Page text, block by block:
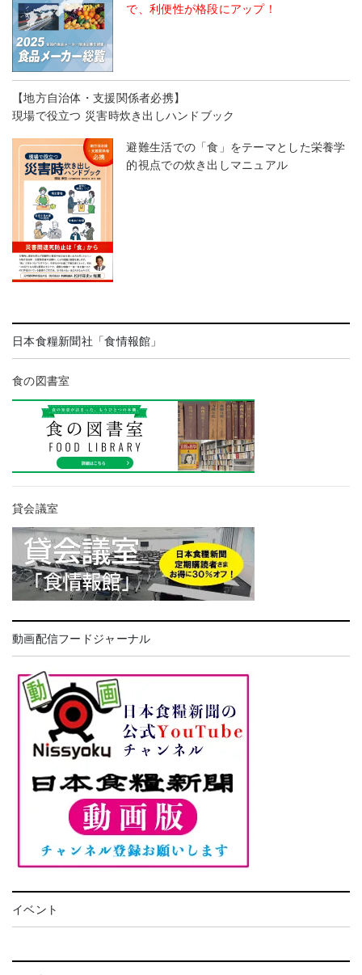
で、利便性が格段にアップ！
【地方自治体・支援関係者必携】
現場で役立つ 災害時炊き出しハンドブック
避難生活での「食」をテーマとした栄養学
的視点での炊き出しマニュアル
日本食糧新聞社「食情報館」
食の図書室
貸会議室
動画配信フードジャーナル
イベント